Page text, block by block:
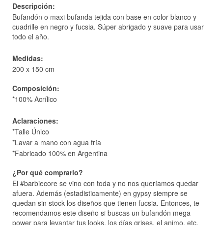
Descripción:
Bufandón o maxi bufanda tejida con base en color blanco y
cuadrille en negro y fucsia. Súper abrigado y suave para usar
todo el año.
Medidas:
200 x 150 cm
Composición:
*100% Acrílico
Aclaraciones:
*Talle Único
*Lavar a mano con agua fría
*Fabricado 100% en Argentina
¿Por qué comprarlo?
El #barbiecore se vino con toda y no nos queríamos quedar
afuera. Además (estadisticamente) en gypsy siempre se
quedan sin stock los diseños que tienen fucsia. Entonces, te
recomendamos este diseño si buscas un bufandón mega
power para levantar tus looks, los días grises, el animo, etc.